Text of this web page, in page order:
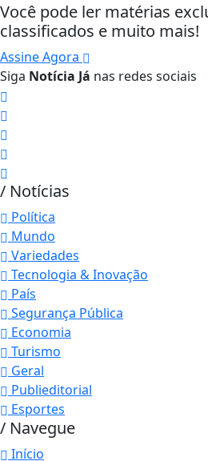
Você pode ler matérias
classificados e muito mais!
Assine Agora
Siga Notícia Já nas redes sociais
/ Notícias
Política
Mundo
Variedades
Tecnologia & Inovação
País
Segurança Pública
Economia
Turismo
Geral
Publieditorial
Esportes
/ Navegue
Início